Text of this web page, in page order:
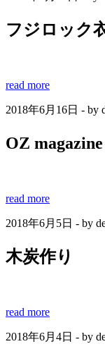
フジロック
read more
2018年6月16日 - by
OZ
read more
2018年6月5日 - by
木炭作り
read more
2018年6月4日 - by